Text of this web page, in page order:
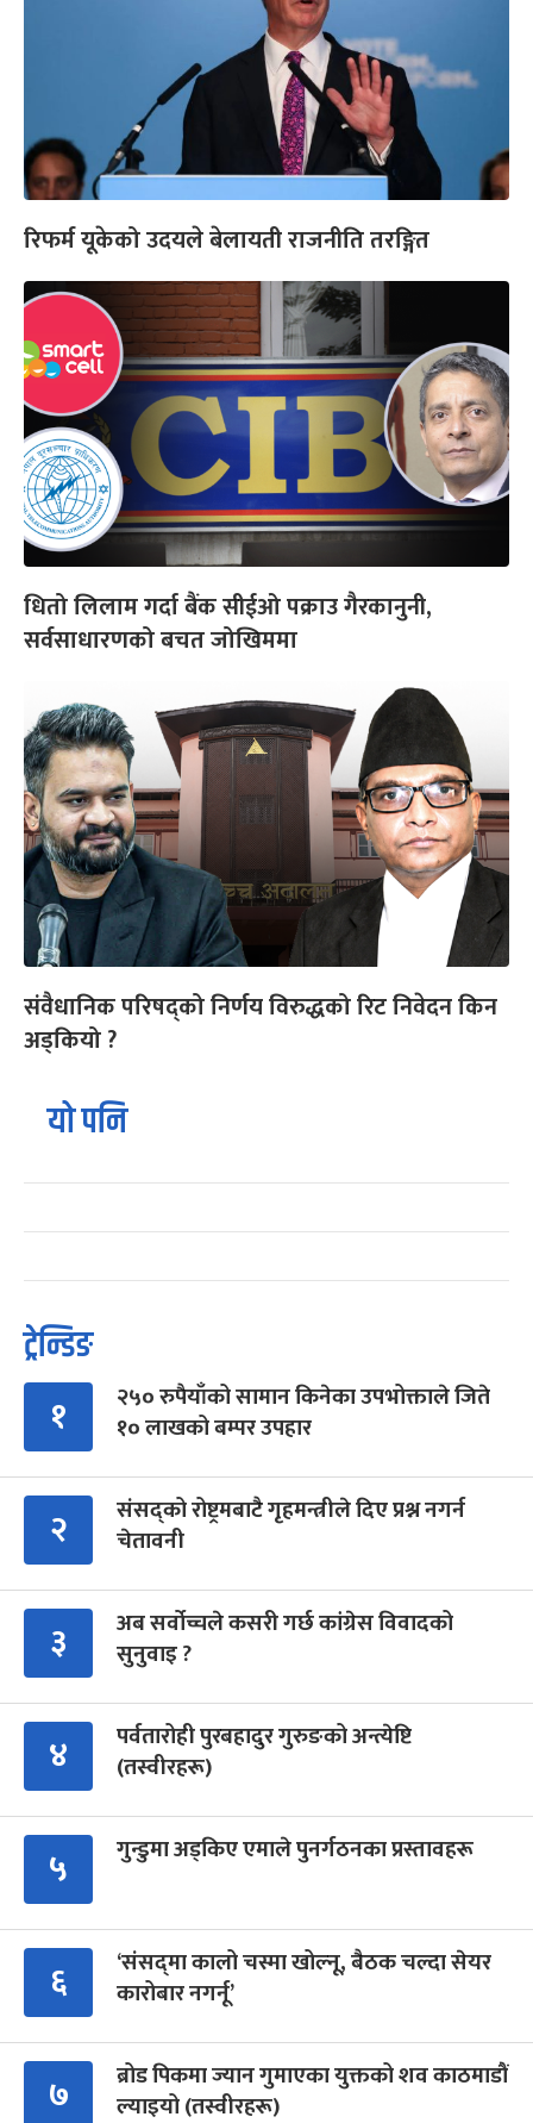
रिफर्म यूकेको उदयले बेलायती राजनीति तरङ्गित
धितो लिलाम गर्दा बैंक सीईओ पक्राउ गैरकानुनी,
सर्वसाधारणको बचत जोखिममा
संवैधानिक परिषद्को निर्णय विरुद्धको रिट निवेदन किन
अड्कियो ?
यो पनि
ट्रेन्डिङ
१
२५० रुपैयाँको सामान किनेका उपभोक्ताले जिते
१० लाखको बम्पर उपहार
२
संसद्को रोष्ट्रमबाटै गृहमन्त्रीले दिए प्रश्न नगर्न
चेतावनी
३
अब सर्वोच्चले कसरी गर्छ कांग्रेस विवादको
सुनुवाइ ?
४
पर्वतारोही पुरबहादुर गुरुङको अन्त्येष्टि
(तस्वीरहरू)
५ गुन्डुमा अड्किए एमाले पुनर्गठनका प्रस्तावहरू
६
‘संसद्‍मा कालो चस्मा खोल्नू, बैठक चल्दा सेयर
कारोबार नगर्नू’
७
ब्रोड पिकमा ज्यान गुमाएका युक्तको शव काठमाडौं
ल्याइयो (तस्वीरहरू)